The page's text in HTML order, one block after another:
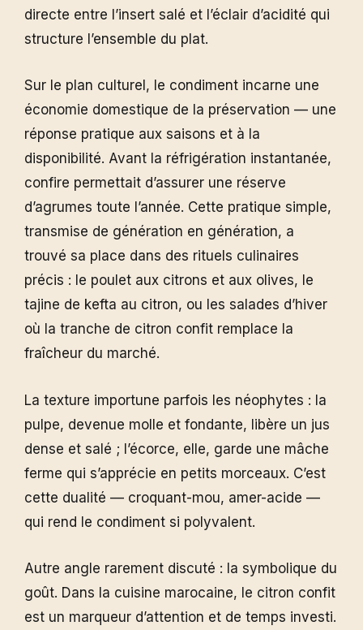
directe entre l’insert salé et l’éclair d’acidité qui
structure l’ensemble du plat.
Sur le plan culturel, le condiment incarne une
économie domestique de la préservation — une
réponse pratique aux saisons et à la
disponibilité. Avant la réfrigération instantanée,
confire permettait d’assurer une réserve
d’agrumes toute l’année. Cette pratique simple,
transmise de génération en génération, a
trouvé sa place dans des rituels culinaires
précis : le poulet aux citrons et aux olives, le
tajine de kefta au citron, ou les salades d’hiver
où la tranche de citron confit remplace la
fraîcheur du marché.
La texture importune parfois les néophytes : la
pulpe, devenue molle et fondante, libère un jus
dense et salé ; l’écorce, elle, garde une mâche
ferme qui s’apprécie en petits morceaux. C’est
cette dualité — croquant-mou, amer-acide —
qui rend le condiment si polyvalent.
Autre angle rarement discuté : la symbolique du
goût. Dans la cuisine marocaine, le citron confit
est un marqueur d’attention et de temps investi.